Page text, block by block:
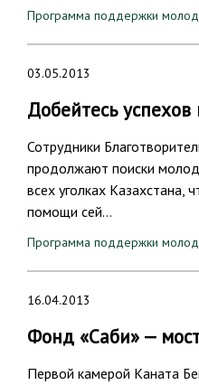
Программа поддержки
03.05.2013
Добейтесь
Сотрудники
продолжают поиски
всех уголках Казахстана,
помощи сей…
Программа поддержки
16.04.2013
Фонд «Саби» —
Первой камерой Каната